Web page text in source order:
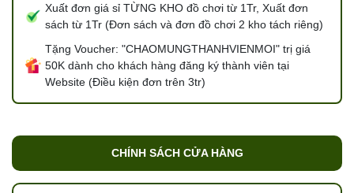
Xuất đơn giá sỉ TỪNG KHO đồ chơi từ 1Tr, Xuất đơn
sách từ 1Tr (Đơn sách và đơn đồ chơi 2 kho tách riêng)
Tặng Voucher: "CHAOMUNGTHANHVIENMOI" trị giá
50K dành cho khách hàng đăng ký thành viên tại
Website (Điều kiện đơn trên 3tr)
CHÍNH SÁCH CỬA HÀNG